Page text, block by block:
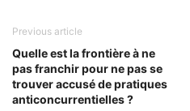
Previous article
Quelle est la frontière à ne
pas franchir pour ne pas se
trouver accusé de pratiques
anticoncurrentielles ?